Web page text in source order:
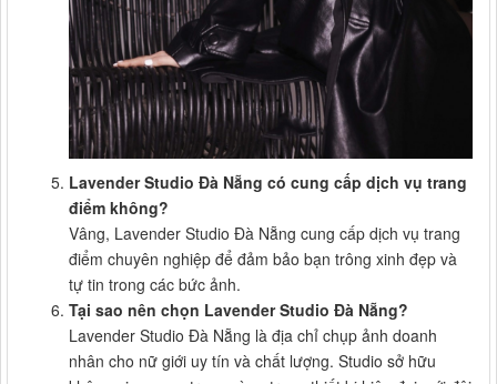
Lavender Studio Đà Nẵng có cung cấp dịch vụ trang
điểm không?
Vâng, Lavender Studio Đà Nẵng cung cấp dịch vụ trang
điểm chuyên nghiệp để đảm bảo bạn trông xinh đẹp và
tự tin trong các bức ảnh.
Tại sao nên chọn Lavender Studio Đà Nẵng?
Lavender Studio Đà Nẵng là địa chỉ chụp ảnh doanh
nhân cho nữ giới uy tín và chất lượng. Studio sở hữu